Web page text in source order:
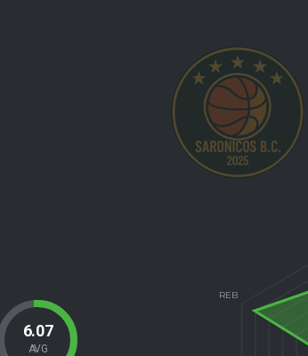
6.07
AVG